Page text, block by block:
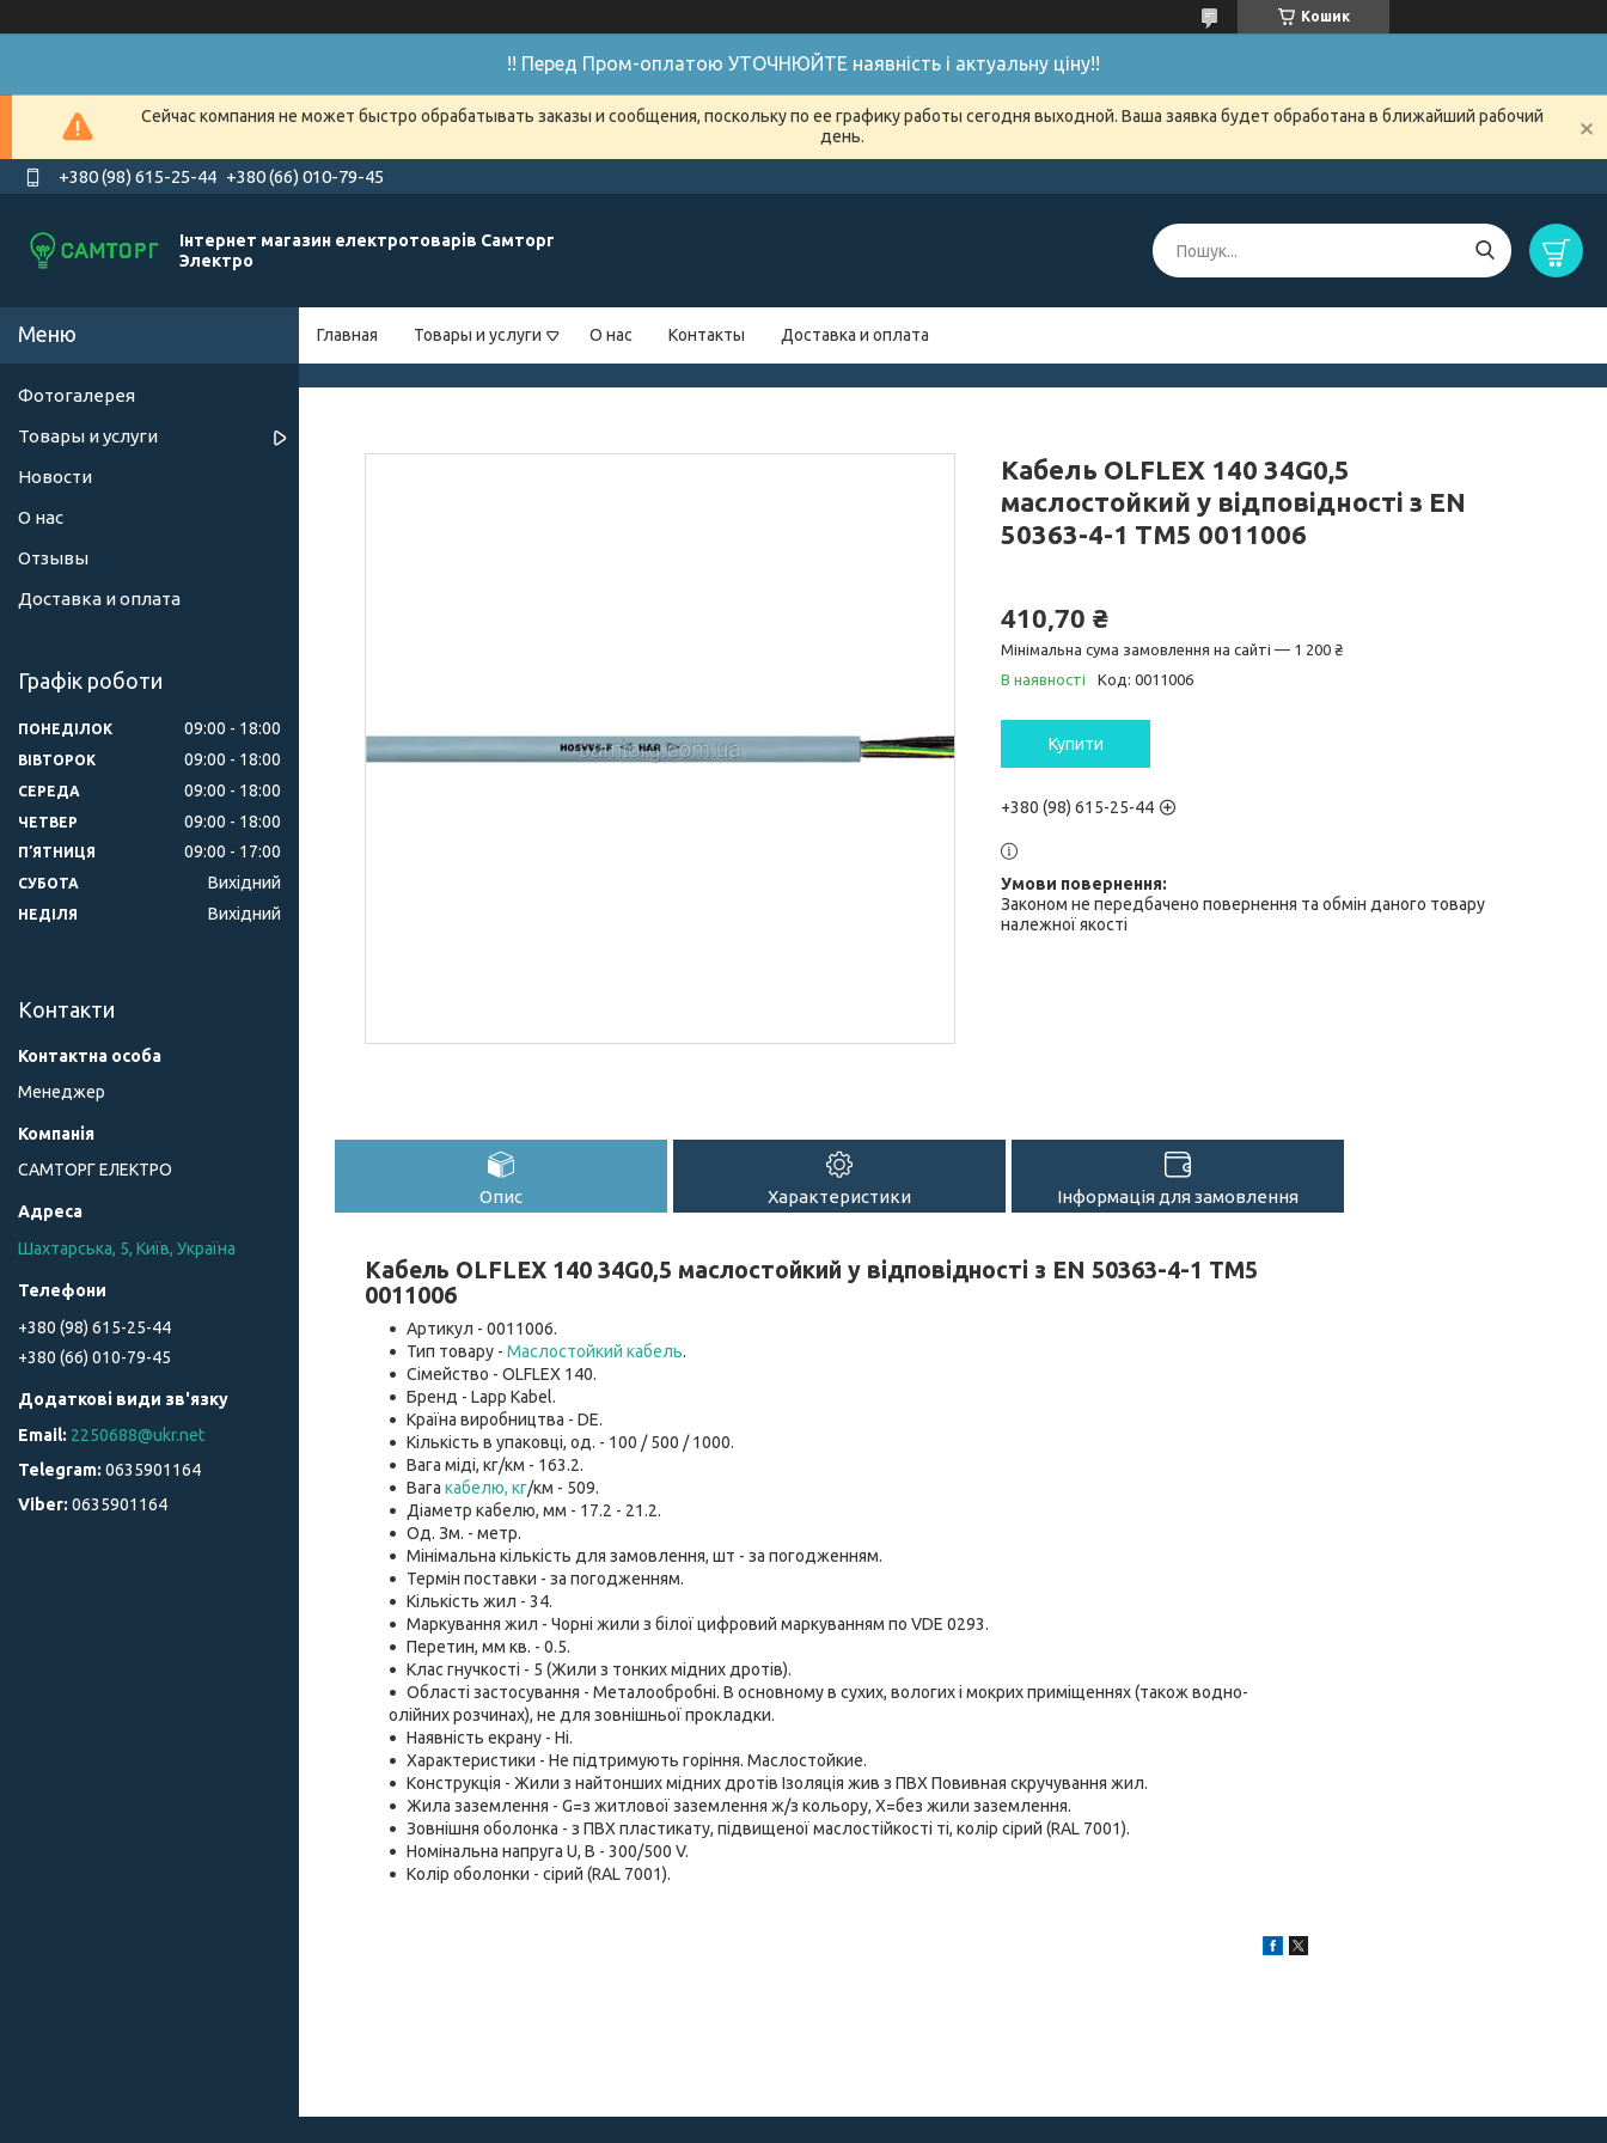
Кошик
!! Перед Пром-оплатою УТОЧНЮЙТЕ наявність і актуальну ціну!!
Сейчас компания не может быстро обрабатывать заказы и сообщения, поскольку по ее графику работы сегодня выходной. Ваша заявка будет обработана в ближайший рабочий
день.
+380 (98) 615-25-44 +380 (66) 010-79-45
Інтернет магазин електротоварів Самторг
Электро
Главная Товары и услуги О нас Контакты Доставка и оплата
Кабель OLFLEX 140 34G0,5
маслостойкий у відповідності з EN
50363-4-1 TM5 0011006
410,70 ₴
Мінімальна сума замовлення на сайті — 1 200 ₴
В наявності
Код: 0011006
Купити
+380 (98) 615-25-44
Законом не передбачено повернення та обмін даного товару
належної якості
Опис Характеристики Інформація для замовлення
Кабель OLFLEX 140 34G0,5 маслостойкий у відповідності з EN 50363-4-1 TM5
0011006
Артикул - 0011006.
Тип товару - Маслостойкий кабель.
Сімейство - OLFLEX 140.
Бренд - Lapp Kabel.
Країна виробництва - DE.
Кількість в упаковці, од. - 100 / 500 / 1000.
Вага міді, кг/км - 163.2.
Вага кабелю, кг/км - 509.
Діаметр кабелю, мм - 17.2 - 21.2.
Од. Зм. - метр.
Мінімальна кількість для замовлення, шт - за погодженням.
Термін поставки - за погодженням.
Кількість жил - 34.
Маркування жил - Чорні жили з білої цифровий маркуванням по VDE 0293.
Перетин, мм кв. - 0.5.
Клас гнучкості - 5 (Жили з тонких мідних дротів).
Області застосування - Металообробні. В основному в сухих, вологих і мокрих приміщеннях (також водно-
олійних розчинах), не для зовнішньої прокладки.
Наявність екрану - Ні.
Характеристики - Не підтримують горіння. Маслостойкие.
Конструкція - Жили з найтонших мідних дротів Ізоляція жив з ПВХ Повивная скручування жил.
Жила заземлення - G=з житлової заземлення ж/з кольору, Х=без жили заземлення.
Зовнішня оболонка - з ПВХ пластикату, підвищеної маслостійкості ті, колір сірий (RAL 7001).
Номінальна напруга U, В - 300/500 V.
Колір оболонки - сірий (RAL 7001).
Фотогалерея
Товары и услуги
Новости
О нас
Отзывы
Доставка и оплата
Графік роботи
ПОНЕДІЛОК 09:00 18:00
ВІВТОРОК 09:00 18:00
СЕРЕДА 09:00 18:00
ЧЕТВЕР 09:00 18:00
ПʼЯТНИЦЯ 09:00 17:00
СУБОТА Вихідний
НЕДІЛЯ Вихідний
Контакти
Менеджер
САМТОРГ ЕЛЕКТРО
Шахтарська, 5, Київ, Україна
+380 (98) 615-25-44
+380 (66) 010-79-45
2250688@ukr.net
0635901164
0635901164